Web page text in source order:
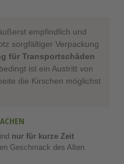
empfindlich und
sorgfältiger Verpackung
für Transportschäden
ist ein Austritt von
die Kirschen möglichst
nur für kurze Zeit
Geschmack des Alten